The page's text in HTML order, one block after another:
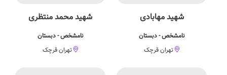
شهید مهابادی
نامشخص - دبستان
تهران قرچک
شهید محمد منتظری
نامشخص - دبستان
تهران قرچک